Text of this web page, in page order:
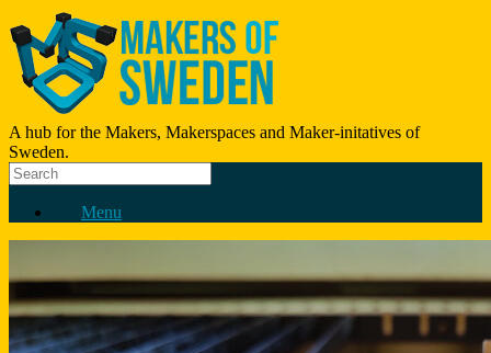
A hub for the Makers, Makerspaces and Maker-initatives of
Sweden.
Menu